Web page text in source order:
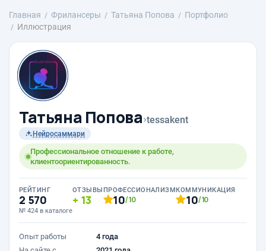
Главная Фрилансеры Татьяна Попова
Портфолио
Иллюстрация
Татьяна Попова›tessakent
Нейросаммари
Профессиональное отношение к работе,
клиентоориентированность.
РЕЙТИНГ
2 570
№ 424 в каталоге
ОТЗЫВЫ
13
ПРОФЕССИОНАЛИЗМ
10/10
КОММУНИКАЦИЯ
10/10
Опыт работы
4 года